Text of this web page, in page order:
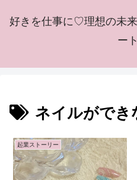
好きを仕事に♡理想の未
ート
ネイルができ
起業ストーリー